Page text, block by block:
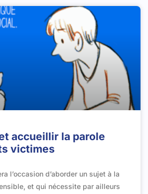
accueillir la parole
victimes
l’occasion d’aborder un sujet à la
et qui nécessite par ailleurs